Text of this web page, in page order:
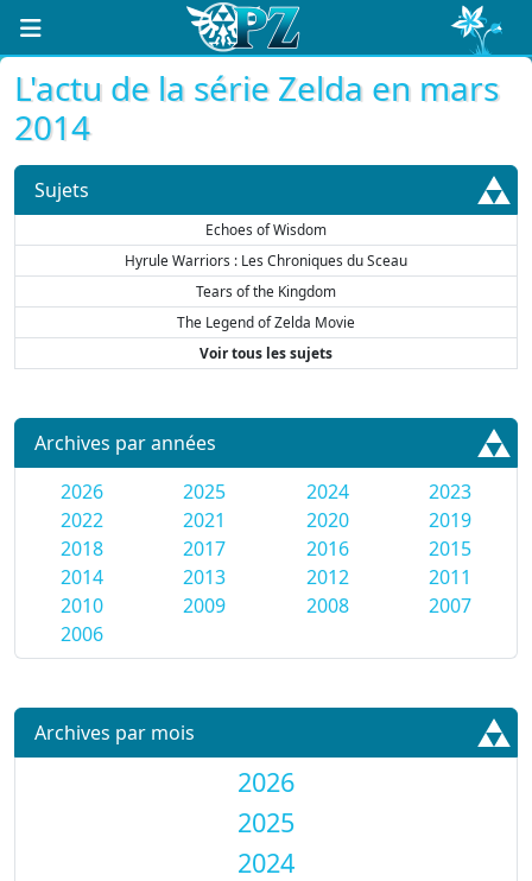
L'actu de la série Zelda en mars
2014
Sujets
Echoes of Wisdom
Hyrule Warriors : Les Chroniques du Sceau
Tears of the Kingdom
The Legend of Zelda Movie
Voir tous les sujets
Archives par années
2026
2025 2024
2023
2022
2021 2020
2019
2018
2017 2016
2015
2014
2013 2012
2011
2010
2009 2008
2007
2006
Archives par mois
2026
2025
2024